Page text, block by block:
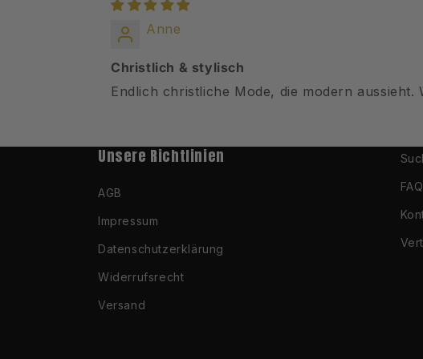
Anne
Christlich & stylisch
Endlich christliche Mode, die modern aussieht.
Unsere Richtlinien
AGB
Impressum
Datenschutzerklärung
Widerrufsrecht
Versand